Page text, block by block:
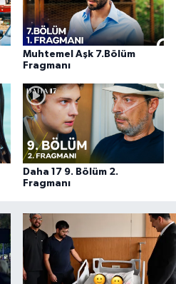
Muhtemel Aşk 7.Bölüm
Fragmanı
Daha 17 9. Bölüm 2.
Fragmanı